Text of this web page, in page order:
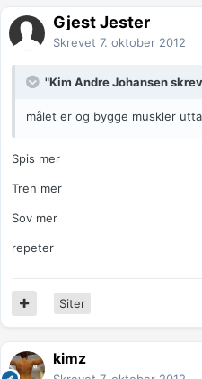
Gjest Jester
Skrevet 7. oktober 2012
"Kim Andre Johansen
målet er og bygge muskler
Spis mer
Tren mer
Sov mer
repeter
Siter
kimz